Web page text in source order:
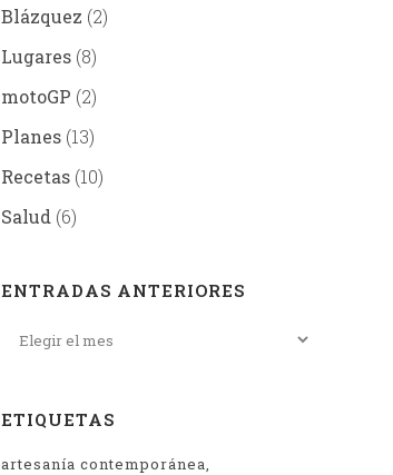
Blázquez (2)
Lugares (8)
motoGP (2)
Planes (13)
Recetas (10)
Salud (6)
ENTRADAS ANTERIORES
ETIQUETAS
artesanía contemporánea